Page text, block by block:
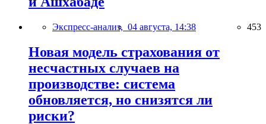
Экспресс-анализ, 04 августа, 14:38 453
Новая модель страхования от
несчастных случаев на
производстве: система
обновляется, но снизятся ли
риски?